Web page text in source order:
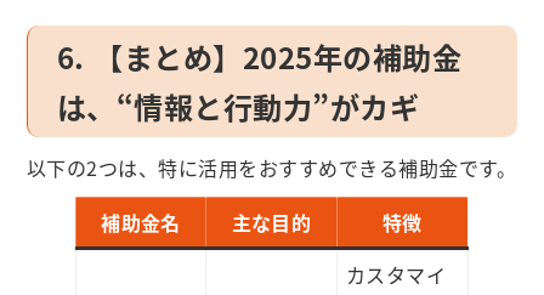
6. 【まとめ】2025年の補助金
は、“情報と行動力”がカギ
以下の2つは、特に活用をおすすめできる補助金です。
補助金名
主な目的 特徴
カスタマイ